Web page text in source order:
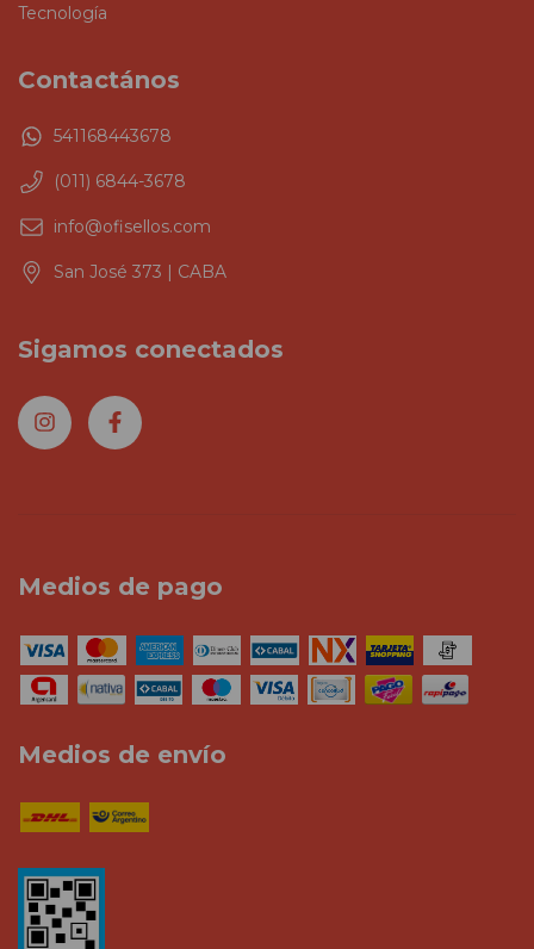
Tecnología
Contactános
541168443678
(011) 6844-3678
info@ofisellos.com
San José 373 | CABA
Sigamos conectados
Medios de pago
Medios de envío